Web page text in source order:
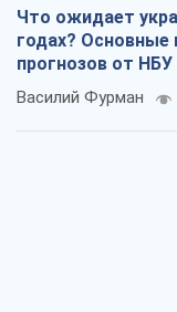
Что ожидает
годах?
прогнозов от НБУ
Василий Фурман